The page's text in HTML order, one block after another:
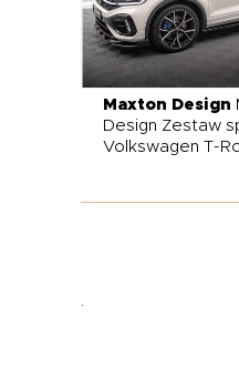
Maxton Design
Design Zestaw
Volkswagen T-
.